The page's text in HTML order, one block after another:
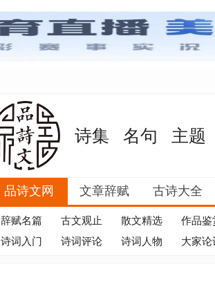
诗集 名句 主题
品诗文网 文章辞赋 古诗大全
辞赋名篇 古文观止 散文精选 作品鉴
诗词入门
诗词评论 诗词人物 大家论